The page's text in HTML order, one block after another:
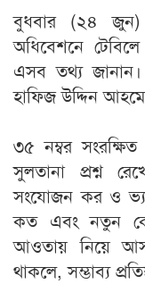
বুধবার (২৪ জুন)
অধিবেশনে টেবিলে
এসব তথ্য
হাফিজ উদ্দিন
৩৫ নম্বর
সুলতানা প্রশ্ন
সংযোজন কর ও
কত এবং নতুন
আওতায় নিয়ে
থাকলে, সম্ভাব্য